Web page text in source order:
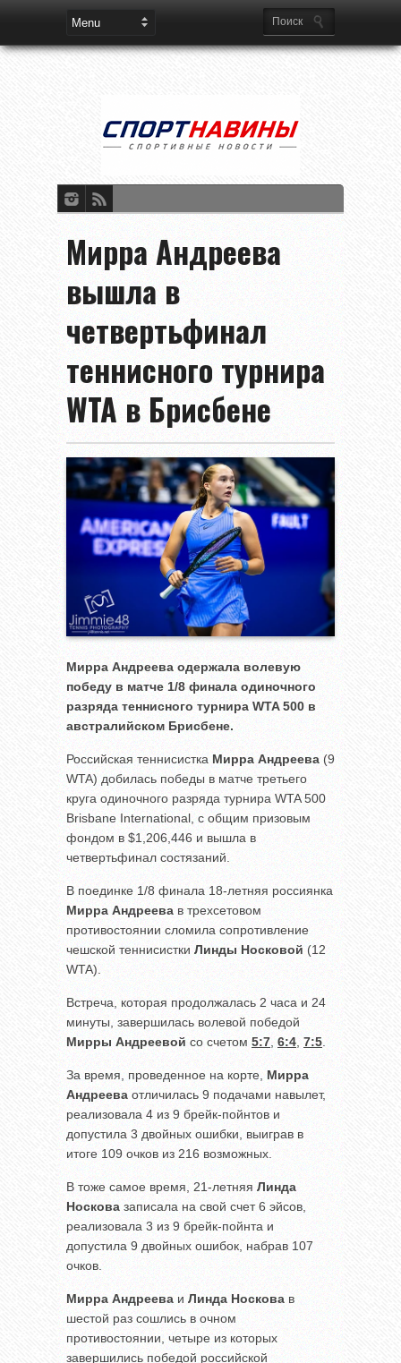
Мирра Андреева
вышла в
четвертьфинал
теннисного турнира
WTA в Брисбене
Мирра Андреева одержала волевую
победу в матче 1/8 финала одиночного
разряда теннисного турнира WTA 500 в
австралийском Брисбене.
Российская теннисистка Мирра Андреева (9
WTA) добилась победы в матче третьего
круга одиночного разряда турнира WTA 500
Brisbane International, с общим призовым
фондом в $1,206,446 и вышла в
четвертьфинал состязаний.
В поединке 1/8 финала 18-летняя россиянка
Мирра Андреева в трехсетовом
противостоянии сломила сопротивление
чешской теннисистки Линды Носковой (12
WTA).
Встреча, которая продолжалась 2 часа и 24
минуты, завершилась волевой победой
Мирры Андреевой со счетом 5:7, 6:4, 7:5.
За время, проведенное на корте, Мирра
Андреева отличилась 9 подачами навылет,
реализовала 4 из 9 брейк-пойнтов и
допустила 3 двойных ошибки, выиграв в
итоге 109 очков из 216 возможных.
В тоже самое время, 21-летняя Линда
Носкова записала на свой счет 6 эйсов,
реализовала 3 из 9 брейк-пойнта и
допустила 9 двойных ошибок, набрав 107
очков.
Мирра Андреева и Линда Носкова в
шестой раз сошлись в очном
противостоянии, четыре из которых
завершились победой российской